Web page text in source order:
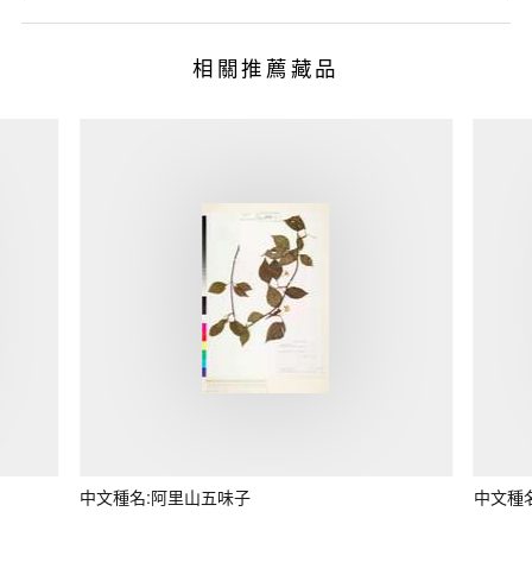
相關推薦藏品
中文種名:阿里山五味子 中文種